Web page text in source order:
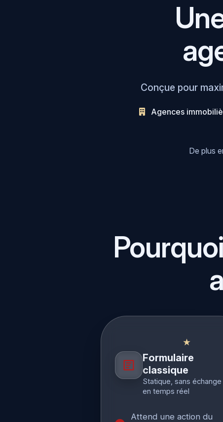
Conçue pour
Agences
De plus
★
Formulaire
classique
Statique, sans échange
en temps réel
Attend une action du